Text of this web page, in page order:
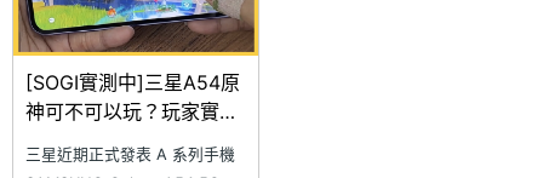
[SOGI實測中]三星A54原
神可不可以玩？玩家實測
三星近期正式發表 A 系列手機